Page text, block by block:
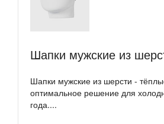
Шапки мужские из
Шапки мужские из шерсти -
оптимальное решение для
года....